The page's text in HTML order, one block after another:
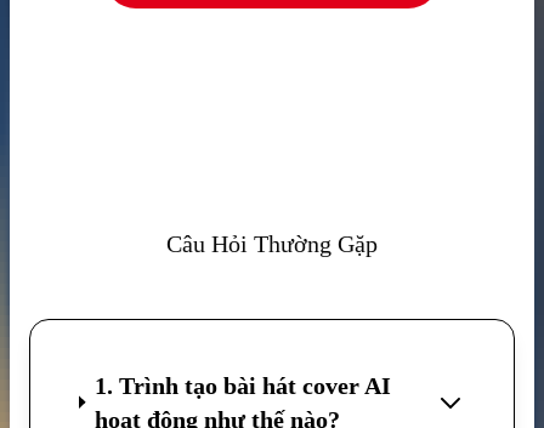
Câu Hỏi Thường Gặp
1. Trình tạo bài hát cover AI
hoạt động như thế nào?